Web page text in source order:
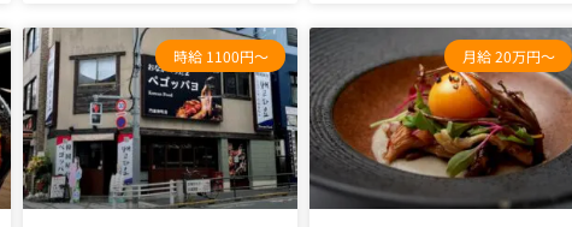
時給 1100円～ 月給 20万円～